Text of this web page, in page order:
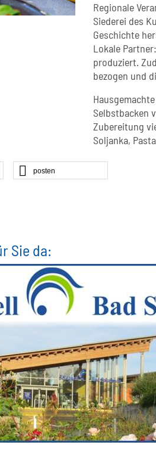
Regionale
Siederei des
Geschichte
Lokale
produziert.
bezogen und
Selbstbacken
Zubereitung
Soljanka,
posten
Sie da: